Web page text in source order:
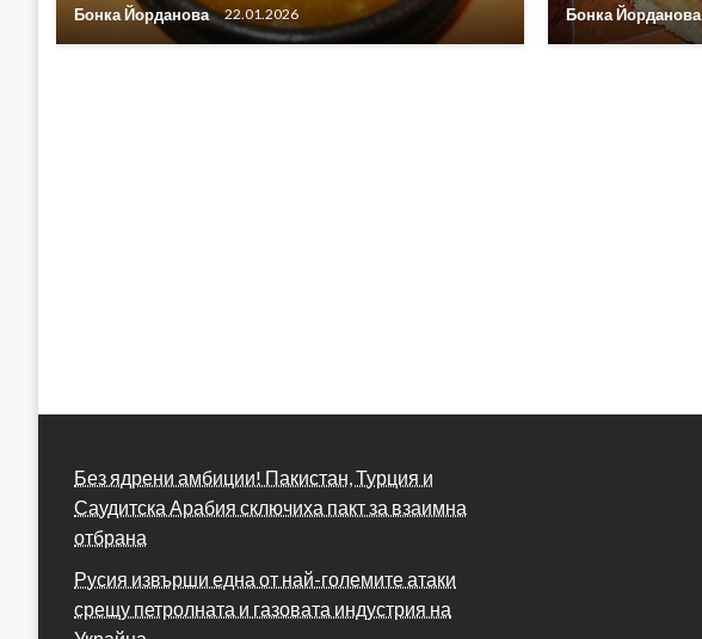
Бонка Йорданова 22.01.2026 Бонка Йорданова
Без ядрени амбиции! Пакистан, Турция и
Саудитска Арабия сключиха пакт за взаимна
отбрана
Русия извърши една от най-големите атаки
срещу петролната и газовата индустрия на